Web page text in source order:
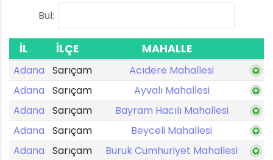
Bul:
İL İLÇE MAHALLE
Adana Sarıçam
Acıdere Mahallesi
Adana
Sarıçam
Ayvalı Mahallesi
Adana
Sarıçam
Bayram Hacılı Mahallesi
Adana
Sarıçam
Beyceli Mahallesi
Adana
Sarıçam
Buruk Cumhuriyet Mahallesi